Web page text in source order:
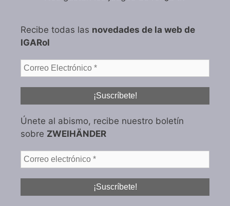
Recibe todas las novedades de la web de
IGARol
Únete al abismo, recibe nuestro boletín
sobre ZWEIHÄNDER